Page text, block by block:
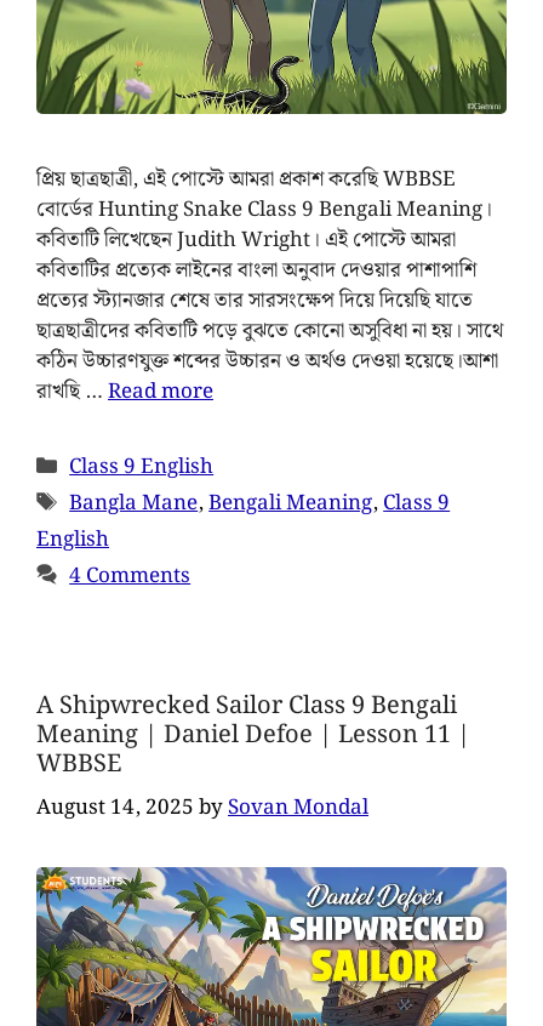
প্রিয় ছাত্রছাত্রী, এই পোস্টে আমরা প্রকাশ করেছি WBBSE
বোর্ডের Hunting Snake Class 9 Bengali Meaning।
কবিতাটি লিখেছেন Judith Wright। এই পোস্টে আমরা
কবিতাটির প্রত্যেক লাইনের বাংলা অনুবাদ দেওয়ার পাশাপাশি
প্রত্যের স্ট্যানজার শেষে তার সারসংক্ষেপ দিয়ে দিয়েছি যাতে
ছাত্রছাত্রীদের কবিতাটি পড়ে বুঝতে কোনো অসুবিধা না হয়। সাথে
কঠিন উচ্চারণযুক্ত শব্দের উচ্চারন ও অর্থও দেওয়া হয়েছে।আশা
রাখছি …Read more
Class 9 English
Bangla Mane,Bengali Meaning,Class 9
English
4 Comments
A Shipwrecked Sailor Class 9 Bengali
Meaning | Daniel Defoe | Lesson 11 |
WBBSE
August 14, 2025bySovan Mondal